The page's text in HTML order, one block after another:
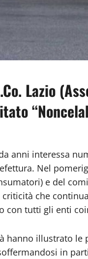
Lazio
da anni interessa
Nel
e del
che
con tutti gli enti
hanno illustrato
in